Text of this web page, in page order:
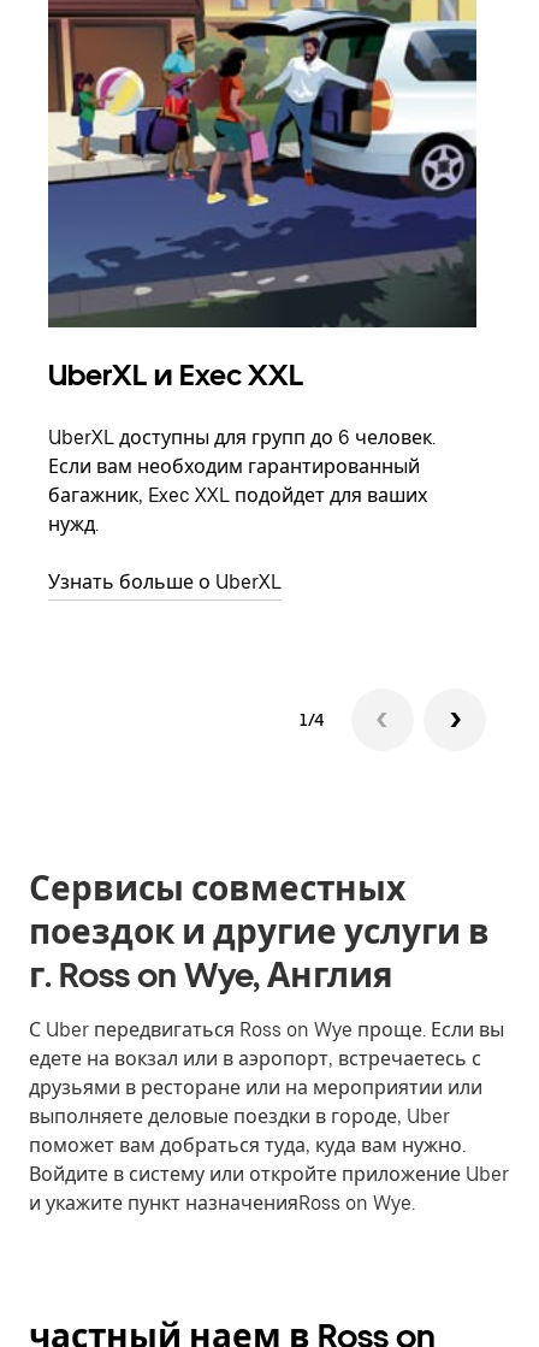
UberXL и Exec XXL
UberXL доступны для групп до 6 человек.
Если вам необходим гарантированный
багажник, Exec XXL подойдет для ваших
нужд.
Узнать больше о UberXL
1/4
Сервисы совместных
поездок и другие услуги в
г. Ross on Wye, Англия
С Uber передвигаться Ross on Wye проще. Если вы
едете на вокзал или в аэропорт, встречаетесь с
друзьями в ресторане или на мероприятии или
выполняете деловые поездки в городе, Uber
поможет вам добраться туда, куда вам нужно.
Войдите в систему или откройте приложение Uber
и укажите пункт назначенияRoss on Wye.
частный наем в Ross on